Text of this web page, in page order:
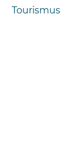
Tourismus